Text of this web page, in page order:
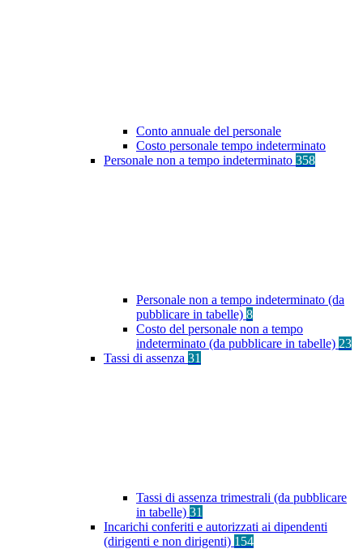
Conto annuale del personale
Costo personale tempo indeterminato
Personale non a tempo indeterminato 358
Personale non a tempo indeterminato (da
pubblicare in tabelle) 8
Costo del personale non a tempo
indeterminato (da pubblicare in tabelle) 23
Tassi di assenza 31
Tassi di assenza trimestrali (da pubblicare
in tabelle) 31
Incarichi conferiti e autorizzati ai dipendenti
(dirigenti e non dirigenti) 154